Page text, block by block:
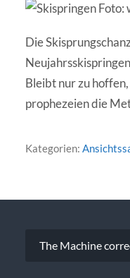
Foto:
Die
Bleibt nur zu
prophezeien die
Kategorien:
The Machine